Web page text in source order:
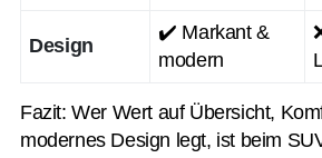
Design
✔️ Markant &
modern
Fazit: Wer Wert auf Übersicht,
modernes Design legt, ist beim